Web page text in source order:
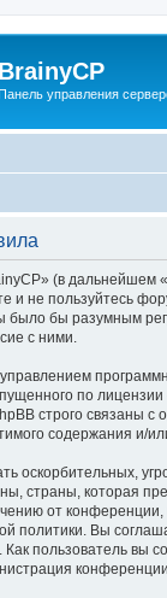
BrainyCP
управления
(в дальнейшем
и не пользуйтесь
было бы разумным
с ними.
по лицензии
строго связаны
содержания и/
оскорбительных,
страны, которая
от конференции,
политики. Вы
пользователь вы